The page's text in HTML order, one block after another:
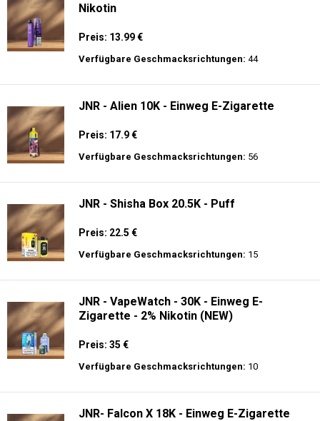
Nikotin
Preis: 13.99 €
Verfügbare Geschmacksrichtungen: 44
JNR - Alien 10K - Einweg E-Zigarette
Preis: 17.9 €
Verfügbare Geschmacksrichtungen: 56
JNR - Shisha Box 20.5K - Puff
Preis: 22.5 €
Verfügbare Geschmacksrichtungen: 15
JNR - VapeWatch - 30K - Einweg E-
Zigarette - 2% Nikotin (NEW)
Preis: 35 €
Verfügbare Geschmacksrichtungen: 10
JNR- Falcon X 18K - Einweg E-Zigarette